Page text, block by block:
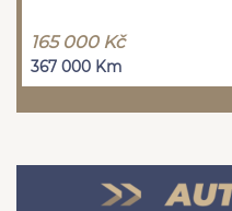
165 000 Kč
367 000 Km